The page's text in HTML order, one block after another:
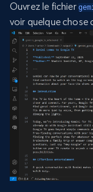
Ouvrez le fichier
voir quelque chose